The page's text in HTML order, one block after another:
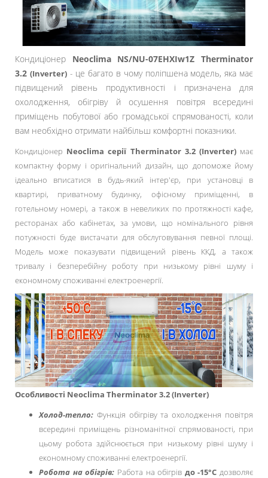
Кондиціонер Neoclima NS/NU-07EHXIw1Z Therminator
3.2 (Inverter)- це багато в чому поліпшена модель, яка має
підвищений рівень продуктивності і призначена для
охолодження, обігріву й осушення повітря всередині
приміщень побутової або громадської спрямованості, коли
вам необхідно отримати найбільш комфортні показники.
Кондиціонер Neoclima серії Therminator 3.2 (Inverter)має
компактну форму і оригінальний дизайн, що допоможе йому
ідеально вписатися в будь-який інтер'єр, при установці в
квартирі, приватному будинку, офісному приміщенні, в
готельному номері, а також в невеликих по протяжності кафе,
ресторанах або кабінетах, за умови, що номінального рівня
потужності буде вистачати для обслуговування певної площі.
Модель може показувати підвищений рівень ККД, а також
тривалу і безперебійну роботу при низькому рівні шуму і
економному споживанні електроенергії.
Особливості Neoclima Therminator 3.2(Inverter)
Холод-тепло: Функція обігріву та охолодження повітря
всередині приміщень різноманітної спрямованості, при
цьому робота здійснюється при низькому рівні шуму і
економному споживанні електроенергії.
Робота на обігрів: Работа на обігрів до -15°C дозволяє